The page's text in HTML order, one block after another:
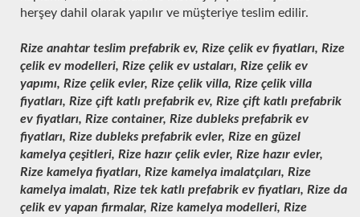
herşey dahil olarak yapılır ve müşteriye teslim edilir.
Rize anahtar teslim prefabrik ev, Rize çelik ev fiyatları, Rize
çelik ev modelleri, Rize çelik ev ustaları, Rize çelik ev
yapımı, Rize çelik evler, Rize çelik villa, Rize çelik villa
fiyatları, Rize çift katlı prefabrik ev, Rize çift katlı prefabrik
ev fiyatları, Rize container, Rize dubleks prefabrik ev
fiyatları, Rize dubleks prefabrik evler, Rize en güzel
kamelya çeşitleri, Rize hazır çelik evler, Rize hazır evler,
Rize kamelya fiyatları, Rize kamelya imalatçıları, Rize
kamelya imalatı, Rize tek katlı prefabrik ev fiyatları, Rize da
çelik ev yapan firmalar, Rize kamelya modelleri, Rize